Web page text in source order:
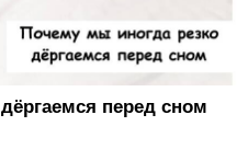
перед сном